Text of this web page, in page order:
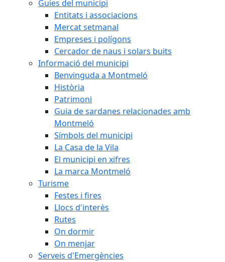
Guies del municipi
Entitats i associacions
Mercat setmanal
Empreses i polígons
Cercador de naus i solars buits
Informació del municipi
Benvinguda a Montmeló
Història
Patrimoni
Guia de sardanes relacionades amb
Montmeló
Símbols del municipi
La Casa de la Vila
El municipi en xifres
La marca Montmeló
Turisme
Festes i fires
Llocs d'interès
Rutes
On dormir
On menjar
Serveis d'Emergències